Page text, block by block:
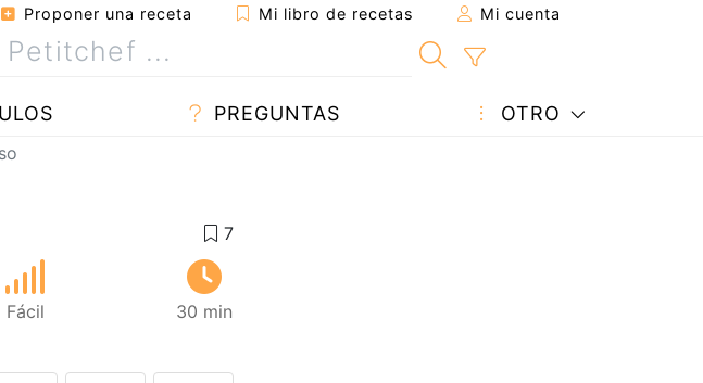
Proponer una receta Mi libro de recetas Mi cuenta
PREGUNTAS OTRO
Fácil 30 min